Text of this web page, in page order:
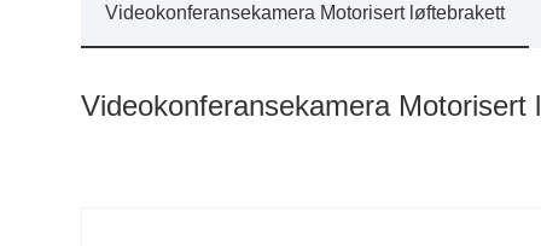
Videokonferansekamera Motorisert løftebrakett
Videokonferansekamera Motorisert